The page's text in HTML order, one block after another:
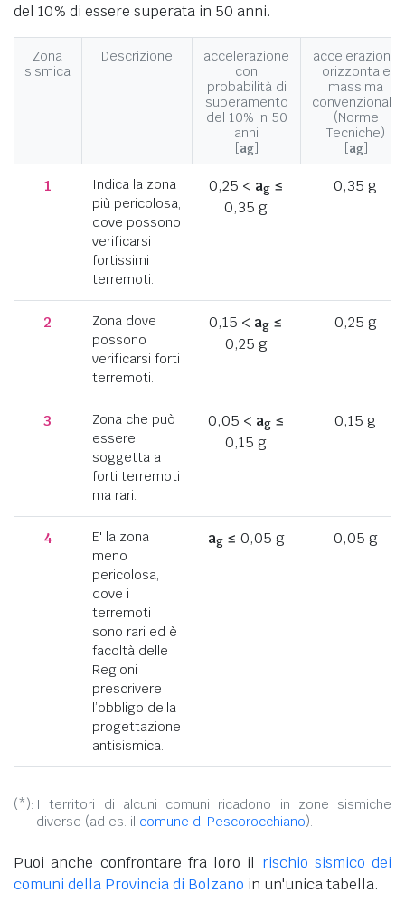
del 10% di essere superata in 50 anni.
Zona
sismica
Descrizione
accelerazione
con
probabilità di
superamento
del 10% in 50
anni
[ag]
accelerazione
orizzontale
massima
convenzionale
(Norme
Tecniche)
[ag]
1
Indica la zona
più pericolosa,
dove possono
verificarsi
fortissimi
terremoti.
0,25 < ag≤
0,35 g
0,35 g
2
Zona dove
possono
verificarsi forti
terremoti.
0,15 < ag ≤
0,25 g
0,25 g
3
Zona che può
essere
soggetta a
forti terremoti
ma rari.
0,05 < ag≤
0,15 g
0,15 g
4
E' la zona
meno
pericolosa,
dove i
terremoti
sono rari ed è
facoltà delle
Regioni
prescrivere
l’obbligo della
progettazione
antisismica.
ag≤ 0,05 g 0,05 g
(*): I territori di alcuni comuni ricadono in zone sismiche
diverse (ad es. il comune di Pescorocchiano).
Puoi anche confrontare fra loro il rischio sismico dei
comuni della Provincia di Bolzano in un'unica tabella.